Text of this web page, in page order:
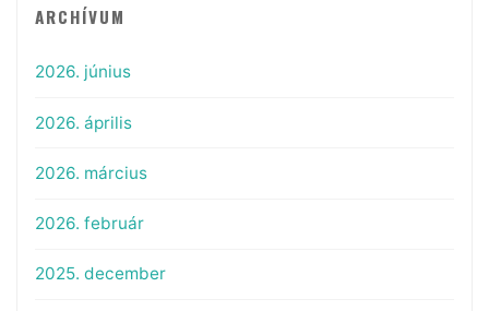
ARCHÍVUM
2026. június
2026. április
2026. március
2026. február
2025. december